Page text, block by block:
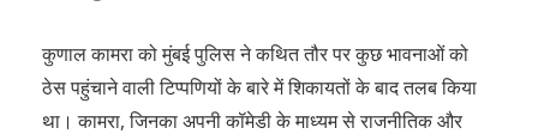
कुणाल कामरा को मुंबई पुलिस ने कथित तौर पर कुछ भावनाओं को
ठेस पहुंचाने वाली टिप्पणियों के बारे में शिकायतों के बाद तलब किया
था। कामरा, जिनका अपनी कॉमेडी के माध्यम से राजनीतिक और